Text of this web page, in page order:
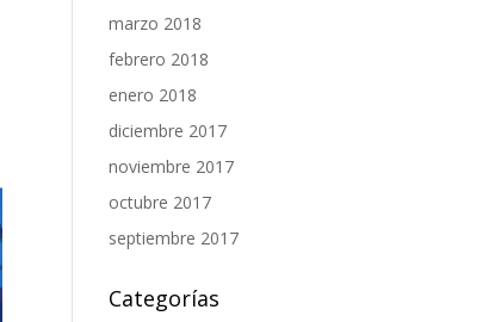
marzo 2018
febrero 2018
enero 2018
diciembre 2017
noviembre 2017
octubre 2017
septiembre 2017
Categorías